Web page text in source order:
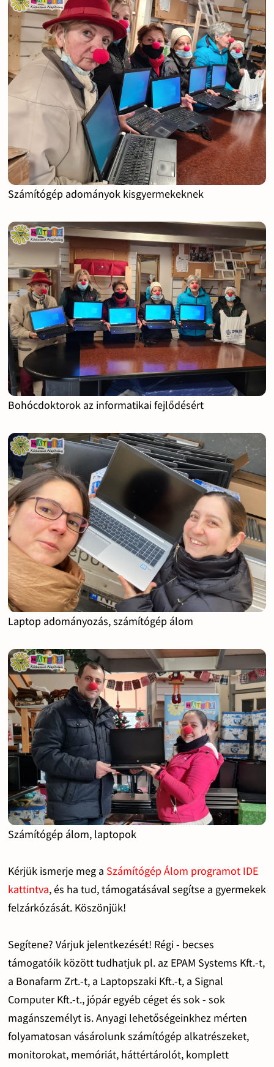
Számítógép adományok kisgyermekeknek
Bohócdoktorok az informatikai fejlődésért
Laptop adományozás, számítógép álom
Számítógép álom, laptopok
Kérjük ismerje meg a Számítógép Álom programot IDE
kattintva, és ha tud, támogatásával segítse a gyermekek
felzárkózását. Köszönjük!
Segítene? Várjuk jelentkezését! Régi - becses
támogatóik között tudhatjuk pl. az EPAM Systems Kft.-t,
a Bonafarm Zrt.-t, a Laptopszaki Kft.-t, a Signal
Computer Kft.-t., jópár egyéb céget és sok - sok
magánszemélyt is. Anyagi lehetőségeinkhez mérten
folyamatosan vásárolunk számítógép alkatrészeket,
monitorokat, memóriát, háttértárolót, komplett